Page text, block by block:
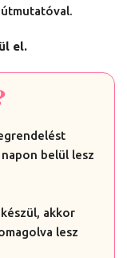
el.
belül lesz
akkor
lesz